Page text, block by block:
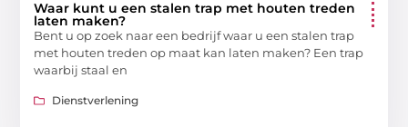
Waar kunt u een stalen trap met houten treden
laten maken?
Bent u op zoek naar een bedrijf waar u een stalen trap
met houten treden op maat kan laten maken? Een trap
waarbij staal en
Dienstverlening